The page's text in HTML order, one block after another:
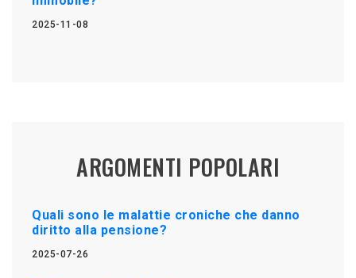
2025-11-08
ARGOMENTI POPOLARI
Quali sono le malattie croniche che danno
diritto alla pensione?
2025-07-26